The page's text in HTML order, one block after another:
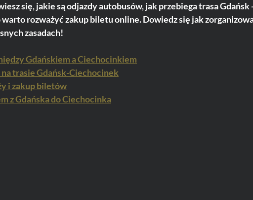
się, jakie są odjazdy autobusów, jak przebiega trasa Gdańsk
rozważyć zakup biletu online. Dowiedz się jak
zasadach!
Gdańskiem a Ciechocinkiem
trasie Gdańsk-Ciechocinek
i zakup biletów
z Gdańska do Ciechocinka